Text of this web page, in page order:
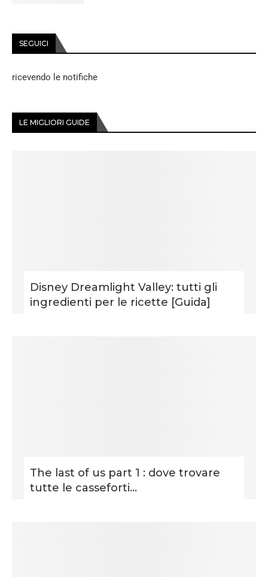
SEGUICI
ricevendo le notifiche
LE MIGLIORI GUIDE
Disney Dreamlight Valley: tutti gli
ingredienti per le ricette [Guida]
The last of us part 1 : dove trovare
tutte le casseforti...